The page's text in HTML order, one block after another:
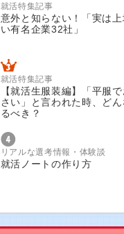
就活特集記事
意外と知らない！「実は
い有名企業32社」
就活特集記事
【就活生服装編】「平服
さい」と言われた時、ど
るべき？
リアルな選考情報・体験談
就活ノートの作り方